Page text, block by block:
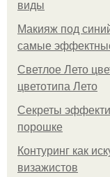
виды
Макияж под
самые
Светлое Лето
цветотипа Лето
Секреты
порошке
Контуринг как
визажистов